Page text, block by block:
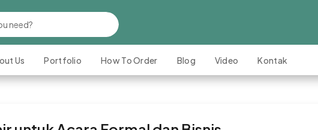
Us Portfolio How To Order Blog Video Kontak